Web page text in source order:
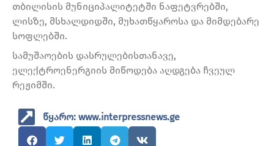
თბილისის მუნიციპალიტეტში ნაფეტვრებში,
ლისზე, მსხალდიდში, მუხათწყაროსა და მიმდებარე
სოფლებში.
სამუშაოების დასრულებისთანავე,
ელექტროენერგიის მიწოდება აღდგება ჩვეულ
რეჟიმში.
წყარო: www.interpressnews.ge